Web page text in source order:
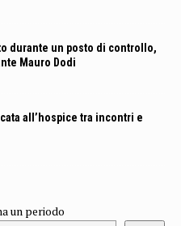
durante un posto di controllo,
Mauro Dodi
all’hospice tra incontri e
un periodo